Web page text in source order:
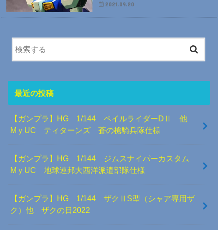
2021.09.20
最近の投稿
【ガンプラ】HG 1/144 ペイルライダーDⅡ 他
MｙUC ティターンズ 蒼の槍騎兵隊仕様
【ガンプラ】HG 1/144 ジムスナイパーカスタム
MｙUC 地球連邦大西洋派遣部隊仕様
【ガンプラ】HG 1/144 ザクⅡS型（シャア専用ザ
ク）他 ザクの日2022